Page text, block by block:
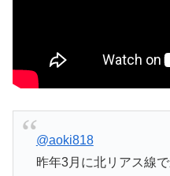
@aoki818
昨年3月に北リアス線